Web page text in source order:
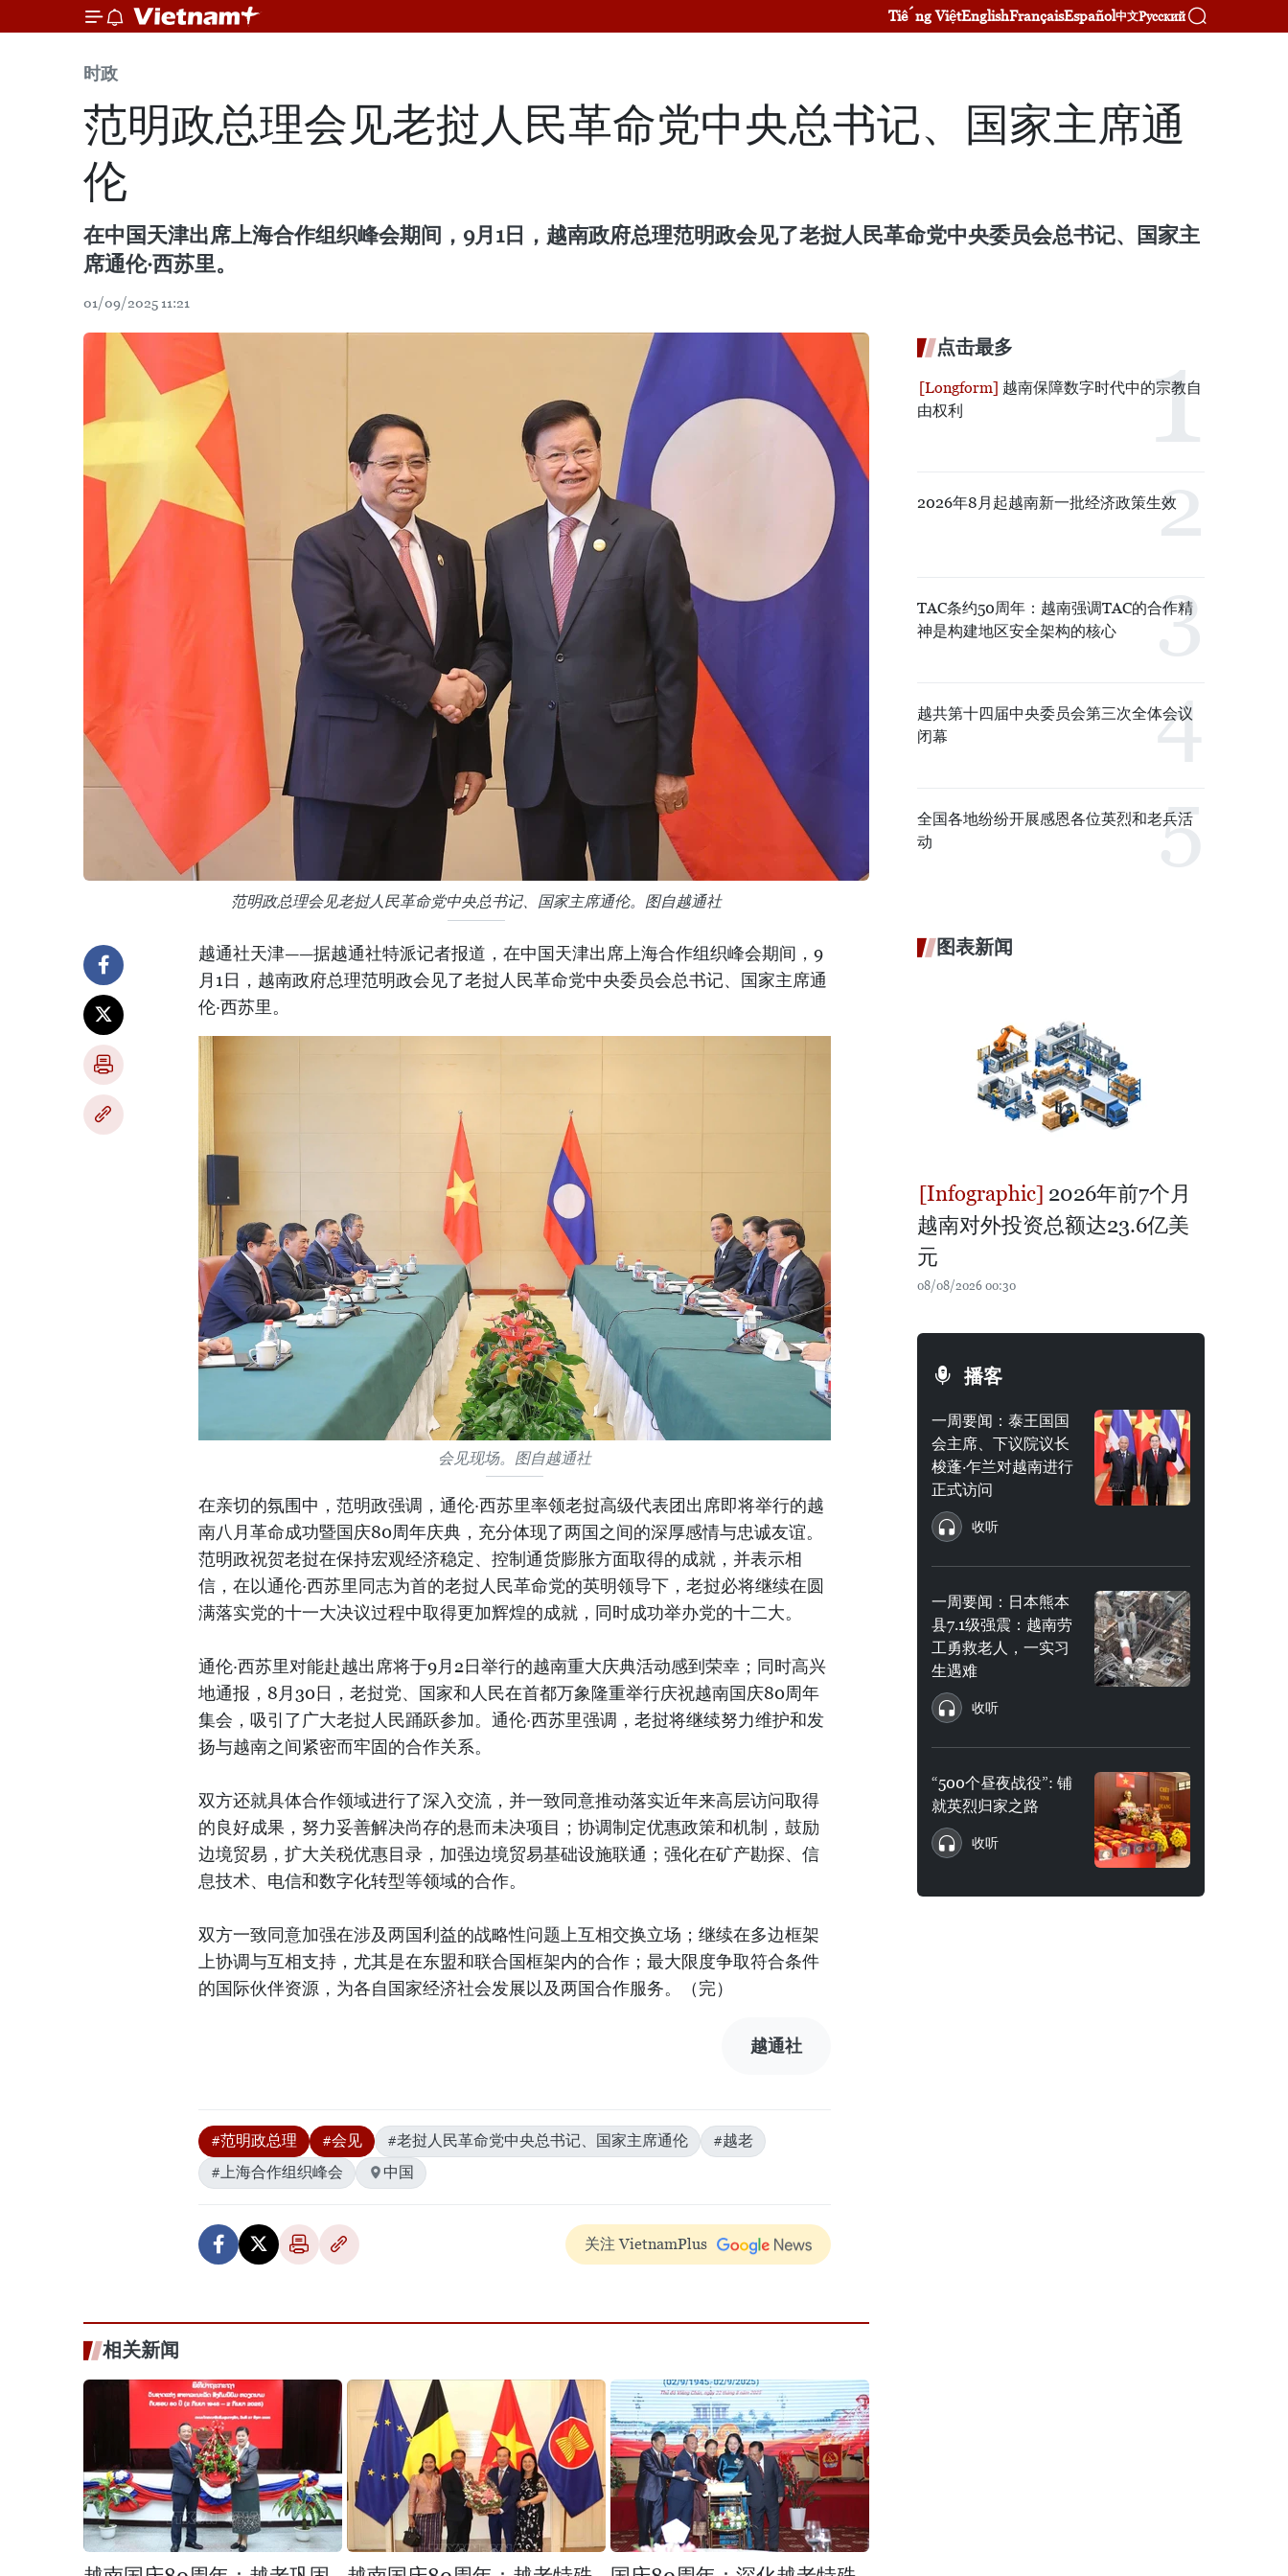
Tiếng ViệtEnglishFrançaisEspañol中文Русский
时政
范明政总理会见老挝人民革命党中央总书记、国家主席通
伦
在中国天津出席上海合作组织峰会期间，9月1日，越南政府总理范明政会见了老挝人民革命党中央委员会总书记、国家主
席通伦·西苏里。
01/09/2025 11:21
范明政总理会见老挝人民革命党中央总书记、国家主席通伦。图自越通社
越通社天津——据越通社特派记者报道，在中国天津出席上海合作组织峰会期间，9
月1日，越南政府总理范明政会见了老挝人民革命党中央委员会总书记、国家主席通
伦·西苏里。
会见现场。图自越通社
在亲切的氛围中，范明政强调，通伦·西苏里率领老挝高级代表团出席即将举行的越
南八月革命成功暨国庆80周年庆典，充分体现了两国之间的深厚感情与忠诚友谊。
范明政祝贺老挝在保持宏观经济稳定、控制通货膨胀方面取得的成就，并表示相
信，在以通伦·西苏里同志为首的老挝人民革命党的英明领导下，老挝必将继续在圆
满落实党的十一大决议过程中取得更加辉煌的成就，同时成功举办党的十二大。
通伦·西苏里对能赴越出席将于9月2日举行的越南重大庆典活动感到荣幸；同时高兴
地通报，8月30日，老挝党、国家和人民在首都万象隆重举行庆祝越南国庆80周年
集会，吸引了广大老挝人民踊跃参加。通伦·西苏里强调，老挝将继续努力维护和发
扬与越南之间紧密而牢固的合作关系。
双方还就具体合作领域进行了深入交流，并一致同意推动落实近年来高层访问取得
的良好成果，努力妥善解决尚存的悬而未决项目；协调制定优惠政策和机制，鼓励
边境贸易，扩大关税优惠目录，加强边境贸易基础设施联通；强化在矿产勘探、信
息技术、电信和数字化转型等领域的合作。
双方一致同意加强在涉及两国利益的战略性问题上互相交换立场；继续在多边框架
上协调与互相支持，尤其是在东盟和联合国框架内的合作；最大限度争取符合条件
的国际伙伴资源，为各自国家经济社会发展以及两国合作服务。（完）
越通社
#范明政总理 #会见 #老挝人民革命党中央总书记、国家主席通伦
#越老
#上海合作组织峰会
中国
关注 VietnamPlus
相关新闻
点击最多
越南保障数字时代中的宗教自
由权利
2026年8月起越南新一批经济政策生效
TAC条约50周年：越南强调TAC的合作精
神是构建地区安全架构的核心
越共第十四届中央委员会第三次全体会议
闭幕
全国各地纷纷开展感恩各位英烈和老兵活
动
图表新闻
2026年前7个月
越南对外投资总额达23.6亿美
元
08/08/2026 00:30
播客
一周要闻：泰王国国
会主席、下议院议长
梭蓬·乍兰对越南进行
正式访问
收听
一周要闻：日本熊本
县7.1级强震：越南劳
工勇救老人，一实习
生遇难
收听
“500个昼夜战役”: 铺
就英烈归家之路
收听